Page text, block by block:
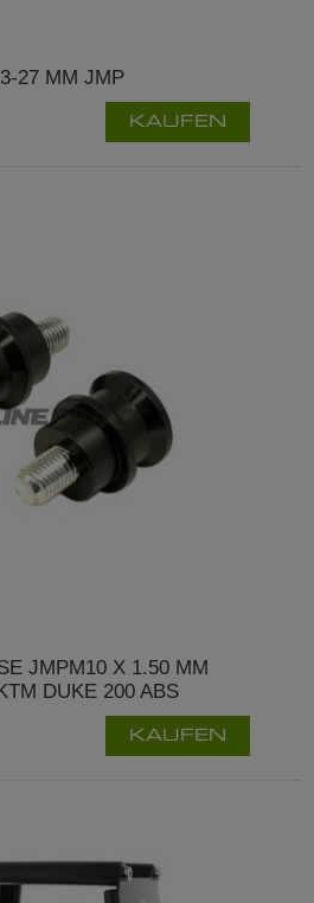
27 MM JMP
KAUFEN
JMPM10 X 1.50 MM
DUKE 200 ABS
KAUFEN